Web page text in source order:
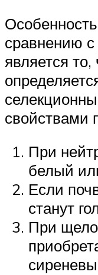
сравнению
является то,
свойствами
При
белый
Если
станут
При